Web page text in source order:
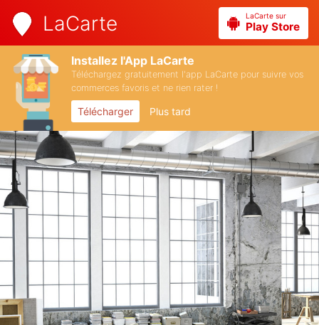
LaCarte LaCarte sur
Play Store
Installez l'App LaCarte
Téléchargez gratuitement l'app LaCarte pour suivre vos
commerces favoris et ne rien rater !
Télécharger Plus tard